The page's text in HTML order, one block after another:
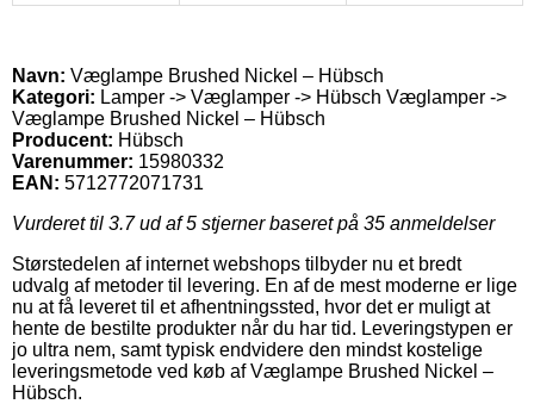
Navn: Væglampe Brushed Nickel – Hübsch
Kategori: Lamper -> Væglamper -> Hübsch Væglamper ->
Væglampe Brushed Nickel – Hübsch
Producent: Hübsch
Varenummer: 15980332
EAN: 5712772071731
Vurderet til 3.7ud af 5 stjerner baseret på 35 anmeldelser
Størstedelen af internet webshops tilbyder nu et bredt
udvalg af metoder til levering. En af de mest moderne er lige
nu at få leveret til et afhentningssted, hvor det er muligt at
hente de bestilte produkter når du har tid. Leveringstypen er
jo ultra nem, samt typisk endvidere den mindst kostelige
leveringsmetode ved køb af Væglampe Brushed Nickel –
Hübsch.